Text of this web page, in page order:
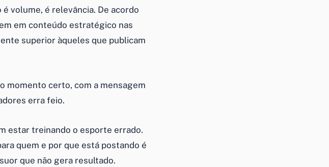
volume, é relevância. De acordo
em conteúdo estratégico nas
superior àqueles que publicam
momento certo, com a mensagem
erra feio.
estar treinando o esporte errado.
quem e por que está postando é
que não gera resultado.